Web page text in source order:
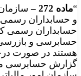
“ماده 272 –
و حسابداران
حسابداران رسمی
حسابرسی و
هستند در صورت
گزارش حسابرسی